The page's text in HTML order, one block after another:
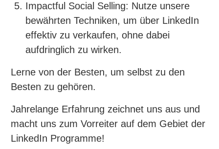
Impactful Social Selling: Nutze unsere
bewährten Techniken, um über LinkedIn
effektiv zu verkaufen, ohne dabei
aufdringlich zu wirken.
Lerne von der Besten, um selbst zu den
Besten zu gehören.
Jahrelange Erfahrung zeichnet uns aus und
macht uns zum Vorreiter auf dem Gebiet der
LinkedIn Programme!